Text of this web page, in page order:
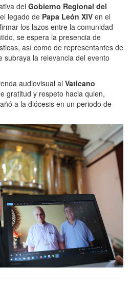
del Gobierno Regional del
legado de Papa León XIV en el
los lazos entre la comunidad
se espera la presencia de
así como de representantes de
subraya la relevancia del evento
audiovisual al Vaticano
gratitud y respeto hacia quien,
a la diócesis en un periodo de